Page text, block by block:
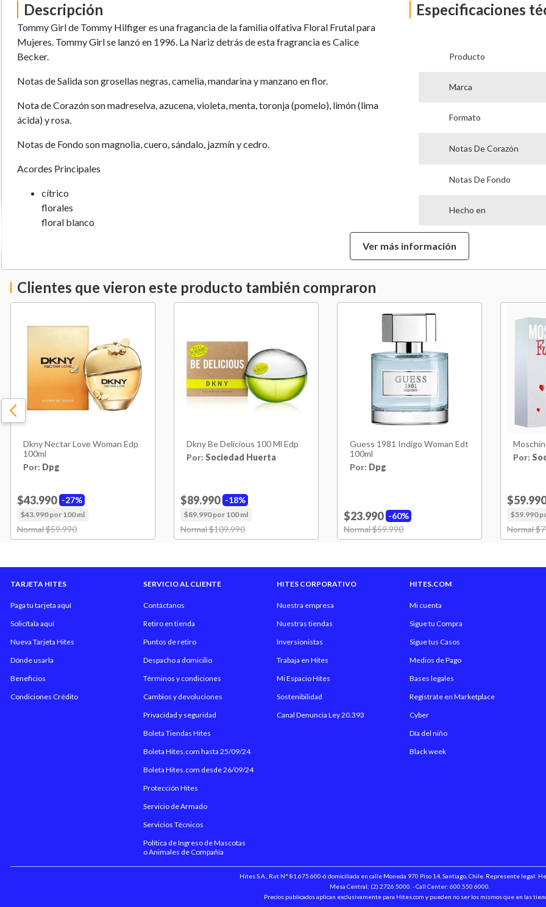
Descripción
Tommy Girl de Tommy Hilfiger es una fragancia de la familia olfativa Floral Frutal para
Mujeres. Tommy Girl se lanzó en 1996. La Nariz detrás de esta fragrancia es Calice
Becker.
Notas de Salida son grosellas negras, camelia, mandarina y manzano en flor.
Nota de Corazón son madreselva, azucena, violeta, menta, toronja (pomelo), limón (lima
ácida) y rosa.
Notas de Fondo son magnolia, cuero, sándalo, jazmín y cedro.
Acordes Principales
cítrico
florales
floral blanco
verde
atalcado
fresco especiado
Perfume mujer
Original
Especificaciones
Producto
Marca
Formato
Notas De Corazón
Notas De Fondo
Hecho en
Ver más información
Clientes que vieron este producto también compraron
Dkny Nectar Love Woman Edp
100ml
Por: Dpg
27%
$43.990
$43.990 por 100 ml
Price reduced from
Normal $59.990
Dkny Be Delicious 100 Ml Edp
Por: Sociedad Huerta
18%
$89.990
$89.990 por 100 ml
Price reduced from
Normal $109.990
Guess 1981 Indigo Woman Edt
100ml
Por: Dpg
60%
$23.990
Price reduced from
Normal $59.990
Por:
$59.990
$59.990
Price
Normal
TARJETA HITES
Paga tu tarjeta aquí
Solicítala aquí
Nueva Tarjeta Hites
Dónde usarla
Beneficios
Condiciones Crédito
SERVICIO AL CLIENTE
Contáctanos
Retiro en tienda
Puntos de retiro
Despacho a domicilio
Términos y condiciones
Cambios y devoluciones
Privacidad y seguridad
Boleta Tiendas Hites
Boleta Hites.com hasta 25/09/24
Boleta Hites.com desde 26/09/24
Protección Hites
Servicio de Armado
Servicios Técnicos
Política de Ingreso de Mascotas
o Animales de Compañía
HITES CORPORATIVO
Nuestra empresa
Nuestras tiendas
Inversionistas
Trabaja en Hites
Mi Espacio Hites
Sostenibilidad
Canal Denuncia Ley 20.393
HITES.COM
Mi cuenta
Sigue tu Compra
Sigue tus Casos
Medios de Pago
Bases legales
Regístrate en Marketplace
Cyber
Día del niño
Black week
Hites S.A., Rut N° 81.675.600-6 domiciliada en calle Moneda 970 Piso 14, Santiago, Chile. Represente legal:
Mesa Central: (2) 2726 5000. - Call Center: 600 550 6000.
Precios publicados aplican exclusivamente para Hites.com y pueden no ser los mismos que en las